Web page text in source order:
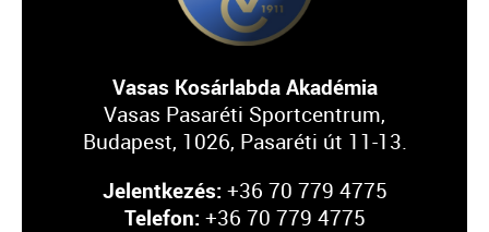
Vasas Kosárlabda Akadémia
Vasas Pasaréti Sportcentrum,
Budapest, 1026, Pasaréti út 11-13.
Jelentkezés: +36 70 779 4775
Telefon: +36 70 779 4775